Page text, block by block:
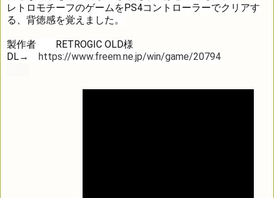
レトロモチーフのゲームをPS4コントローラーでクリアす
る、背徳感を覚えました。
製作者　　RETROGIC OLD様
DL→
https://www.freem.ne.jp/win/game/20794